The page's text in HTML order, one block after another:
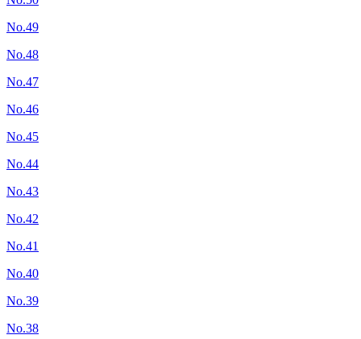
No.49
No.48
No.47
No.46
No.45
No.44
No.43
No.42
No.41
No.40
No.39
No.38